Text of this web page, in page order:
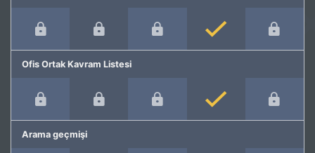
Ofis Ortak Kavram Listesi
Arama geçmişi